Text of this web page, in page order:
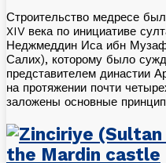
Строительство медресе
XIV века по инициативе
Неджмеддин Иса ибн
Салих), которому было
представителем династии
на протяжении почти
заложены основные